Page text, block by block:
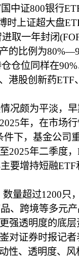
中证800银行
时上证超大盘
取一年封闭
的比例为
仓位同样在
港股创新药ETF
况颇为平淡，早
年，在市场
下，基金公司
2025年二季度
要增持短融ETF
量超过1200只
、跨境等多元
强透明度的底层
对证券时报记
性、透明度、风